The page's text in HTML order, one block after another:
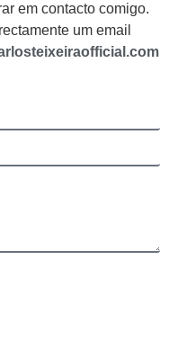
em contacto comigo.
um email